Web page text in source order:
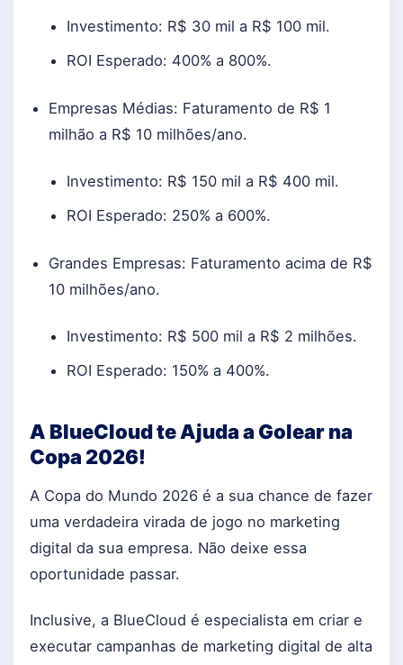
Investimento: R$ 30 mil a R$ 100 mil.
ROI Esperado: 400% a 800%.
Empresas Médias: Faturamento de R$ 1
milhão a R$ 10 milhões/ano.
Investimento: R$ 150 mil a R$ 400 mil.
ROI Esperado: 250% a 600%.
Grandes Empresas: Faturamento acima de R$
10 milhões/ano.
Investimento: R$ 500 mil a R$ 2 milhões.
ROI Esperado: 150% a 400%.
A BlueCloud te Ajuda a Golear na
Copa 2026!
A Copa do Mundo 2026 é a sua chance de fazer
uma verdadeira virada de jogo no marketing
digital da sua empresa. Não deixe essa
oportunidade passar.
Inclusive, a BlueCloud é especialista em criar e
executar campanhas de marketing digital de alta